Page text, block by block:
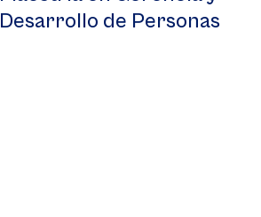
Desarrollo de Personas